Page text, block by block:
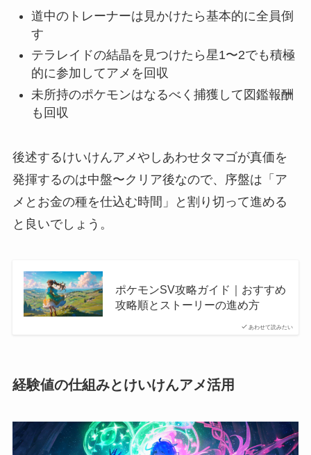
道中のトレーナーは見かけたら基本的に全員倒
す
テラレイドの結晶を見つけたら星1〜2でも積極
的に参加してアメを回収
未所持のポケモンはなるべく捕獲して図鑑報酬
も回収
後述するけいけんアメやしあわせタマゴが真価を
発揮するのは中盤〜クリア後なので、序盤は「ア
メとお金の種を仕込む時間」と割り切って進める
と良いでしょう。
あわせて読みたい
ポケモンSV攻略ガイド｜おすすめ
攻略順とストーリーの進め方
経験値の仕組みとけいけんアメ活用